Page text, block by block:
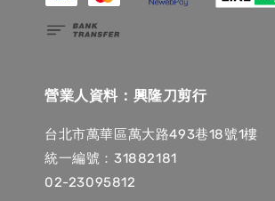
營業人資料：興隆刀剪行
台北市萬華區萬大路493巷18號1樓
統一編號：31882181
02-23095812